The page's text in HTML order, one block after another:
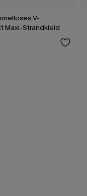
V-
Maxi-Strandkleid